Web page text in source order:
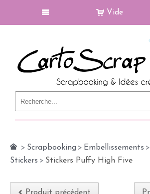
Vide
> Scrapbooking > Embellissements >
Stickers > Stickers Puffy High Five